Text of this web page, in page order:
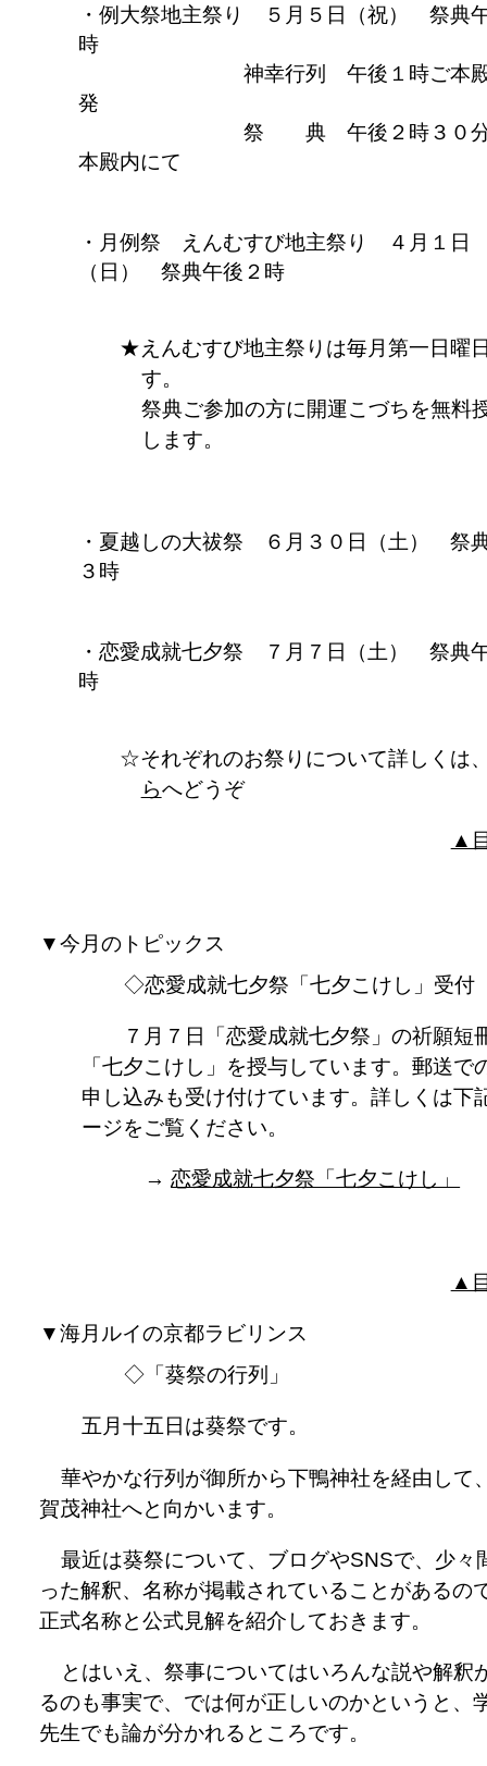
例大祭地主祭り ５月５日（祝） 祭典
時
神幸行列 午後１時ご本殿
発
祭 典 午後２時３０分
本殿内にて
月例祭 えんむすび地主祭り ４月１日
（日） 祭典午後２時
えんむすび地主祭りは毎月第一日曜
す。
祭典ご参加の方に開運こづちを無料
します。
夏越しの大祓祭 ６月３０日（土） 祭
３時
恋愛成就七夕祭 ７月７日（土） 祭典
時
それぞれのお祭りについて詳しくは
らへどうぞ
▲
▼今月のトピックス
◇恋愛成就七夕祭「七夕こけし」受付
７月７日「恋愛成就七夕祭」の祈願短
「七夕こけし」を授与しています。郵送で
申し込みも受け付けています。詳しくは下
ージをご覧ください。
→恋愛成就七夕祭「七夕こけし」
▲
▼海月ルイの京都ラビリンス
◇「葵祭の行列」
五月十五日は葵祭です。
華やかな行列が御所から下鴨神社を経由して
賀茂神社へと向かいます。
最近は葵祭について、ブログやSNSで、少々
った解釈、名称が掲載されていることがあるの
正式名称と公式見解を紹介しておきます。
とはいえ、祭事についてはいろんな説や解釈
るのも事実で、では何が正しいのかというと、
先生でも論が分かれるところです。